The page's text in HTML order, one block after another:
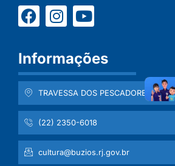
Informações
TRAVESSA DOS PESCADORES , Nº
(22) 2350-6018
cultura@buzios.rj.gov.br